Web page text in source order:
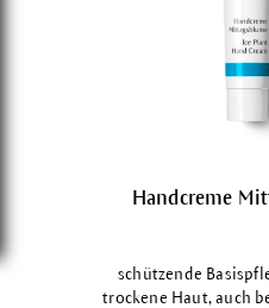
Handcreme
schützende
trockene Haut, auch